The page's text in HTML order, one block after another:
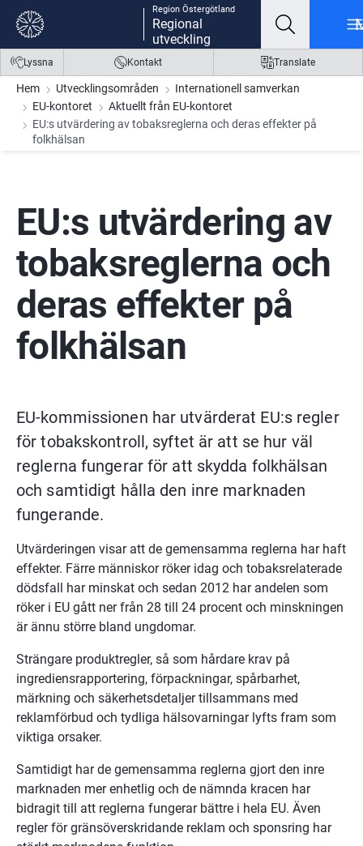
Gå till innehåll
Gå till meny
Gå till sidfot
Region Östergötland
Regional
utveckling
Lyssna Kontakt Translate
Hem Utvecklingsområden
Internationell samverkan
EU-kontoret
Aktuellt från EU-kontoret
EU:s utvärdering av tobaksreglerna och deras effekter på
folkhälsan
EU:s utvärdering av
tobaksreglerna och
deras effekter på
folkhälsan
EU-kommissionen har utvärderat EU:s regler
för tobakskontroll, syftet är att se hur väl
reglerna fungerar för att skydda folkhälsan
och samtidigt hålla den inre marknaden
fungerande.
Utvärderingen visar att de gemensamma reglerna har haft
effekter. Färre människor röker idag och tobaksrelaterade
dödsfall har minskat och sedan 2012 har andelen som
röker i EU gått ner från 28 till 24 procent och minskningen
är ännu större bland ungdomar.
Strängare produktregler, så som hårdare krav på
ingrediensrapportering, förpackningar, spårbarhet,
märkning och säkerhetsdetaljer tillsammans med
reklamförbud och tydliga hälsovarningar lyfts fram som
viktiga orsaker.
Samtidigt har de gemensamma reglerna gjort den inre
marknaden mer enhetlig och de nämnda kracen har
bidragit till att reglerna fungerar bättre i hela EU. Även
regler för gränsöverskridande reklam och sponsring har